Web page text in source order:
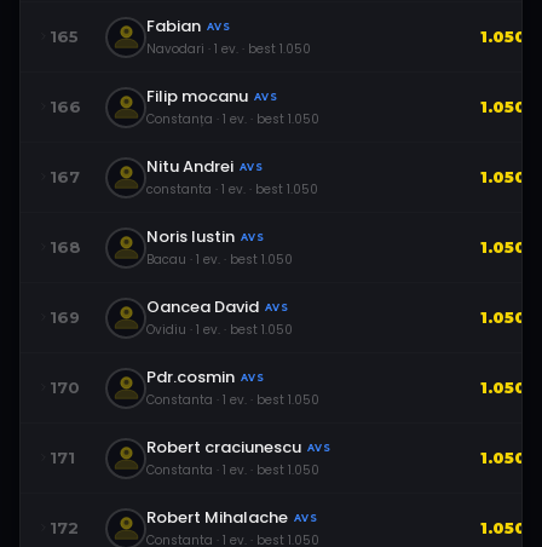
165 Fabian AVS
Navodari · 1 ev. · best 1.050
1.050
166 Filip mocanu AVS
Constanța · 1 ev. · best 1.050
1.050
167 Nitu Andrei AVS
constanta · 1 ev. · best 1.050
1.050
168 Noris Iustin AVS
Bacau · 1 ev. · best 1.050
1.050
169 Oancea David AVS
Ovidiu · 1 ev. · best 1.050
1.050
170 Pdr.cosmin AVS
Constanta · 1 ev. · best 1.050
1.050
171 Robert craciunescu AVS
Constanta · 1 ev. · best 1.050
1.050
172 Robert Mihalache AVS
Constanta · 1 ev. · best 1.050
1.050